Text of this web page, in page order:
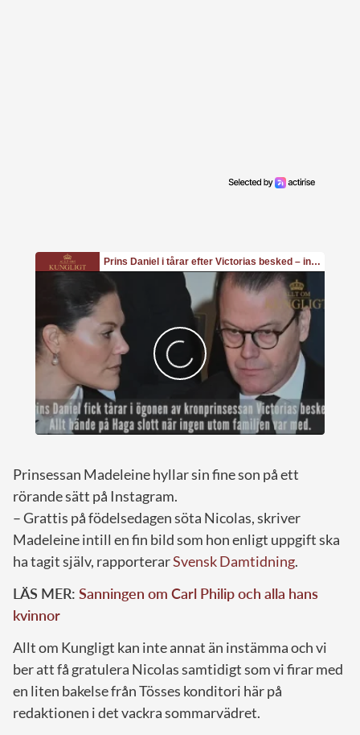
Prinsessan Madeleine hyllar sin fine son på ett
rörande sätt på Instagram.
– Grattis på födelsedagen söta Nicolas, skriver
Madeleine intill en fin bild som hon enligt uppgift ska
ha tagit själv, rapporterarSvensk Damtidning.
LÄS MER: Sanningen om Carl Philip och alla hans
kvinnor
Allt om Kungligt kan inte annat än instämma och vi
ber att få gratulera Nicolas samtidigt som vi firar med
en liten bakelse från Tösses konditori här på
redaktionen i det vackra sommarvädret.